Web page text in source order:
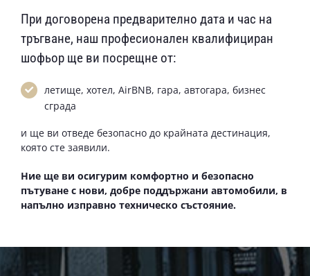
При договорена предварително дата и час на
тръгване, наш професионален квалифициран
шофьор ще ви посрещне от:
летище, хотел, AirBNB, гара, автогара, бизнес
сграда
и ще ви отведе безопасно до крайната дестинация,
която сте заявили.
Ние ще ви осигурим комфортно и безопасно
пътуване с нови, добре поддържани автомобили, в
напълно изправно техническо състояние.